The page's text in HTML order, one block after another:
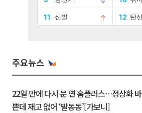
주요뉴스
22일 만에 다시 문 연 홈플러스…정상화 바
쁜데 재고 없어 ‘발동동’[가보니]